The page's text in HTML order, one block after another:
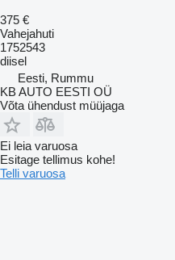
375 €
Vahejahuti
1752543
diisel
Eesti, Rummu
KB AUTO EESTI OÜ
Võta ühendust müüjaga
Ei leia varuosa
Esitage tellimus kohe!
Telli varuosa